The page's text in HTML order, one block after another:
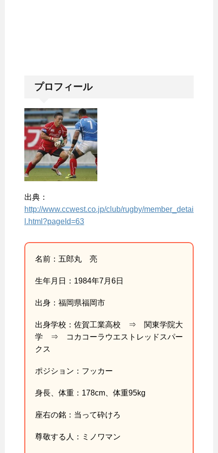
プロフィール
出典：
http://www.ccwest.co.jp/club/rugby/member_detai
l.html?pageId=63
名前：五郎丸 亮
生年月日：1984年7月6日
出身：福岡県福岡市
出身学校：佐賀工業高校 ⇒ 関東学院大
学 ⇒ コカコーラウエストレッドスパー
クス
ポジション：フッカー
身長、体重：178cm、体重95kg
座右の銘：当って砕けろ
尊敬する人：ミノワマン